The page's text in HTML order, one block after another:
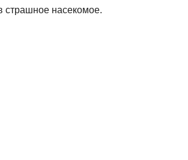
страшное насекомое.